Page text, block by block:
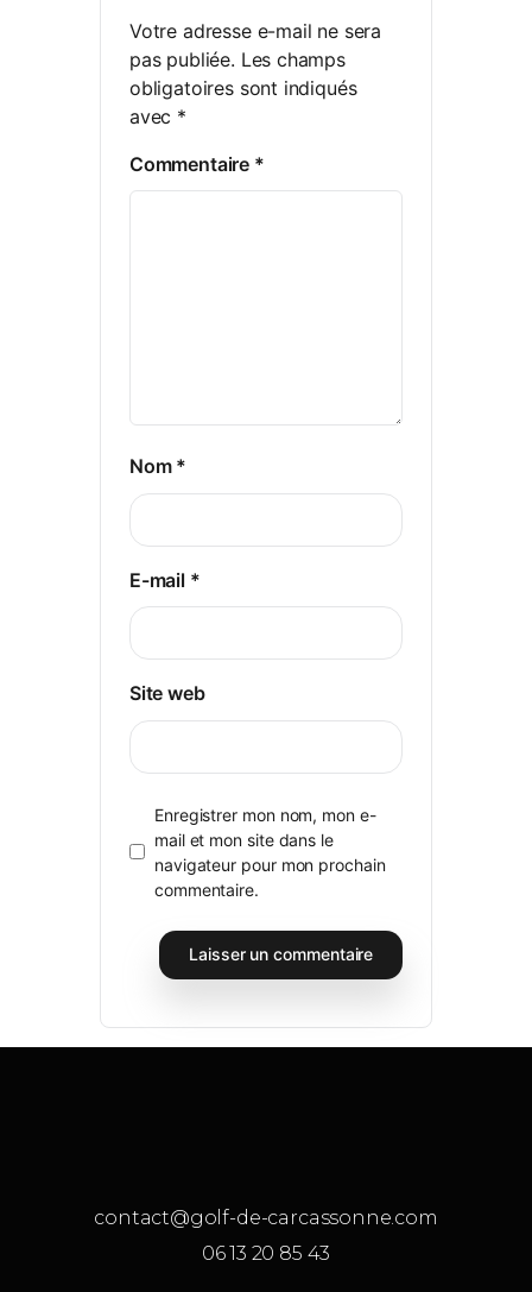
Votre adresse e-mail ne sera
pas publiée. Les champs
obligatoires sont indiqués
avec *
Commentaire *
Nom *
E-mail *
Site web
Enregistrer mon nom, mon e-
mail et mon site dans le
navigateur pour mon prochain
commentaire.
contact@golf-de-carcassonne.com
06 13 20 85 43